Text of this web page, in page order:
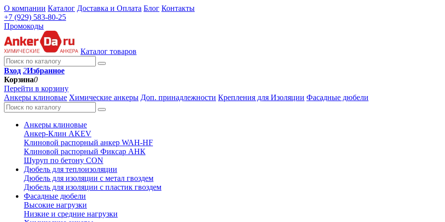
О компании Каталог Доставка и Оплата Блог Контакты
+7 (929) 583-80-25
Промокоды
Каталог товаров
Вход 2Избранное
Корзина0
Перейти в корзину
Анкеры клиновые Химические анкеры Доп. принадлежности Крепления для Изоляции Фасадные дюбели
Анкеры клиновые
Анкер-Клин AKEV
Клиновой распорный анкер WAH-HF
Клиновой распорный Фиксар АНК
Шуруп по бетону CON
Дюбель для теплоизоляции
Дюбель для изоляции с метал гвоздем
Дюбель для изоляции с пластик гвоздем
Фасадные дюбели
Высокие нагрузки
Низкие и средние нагрузки